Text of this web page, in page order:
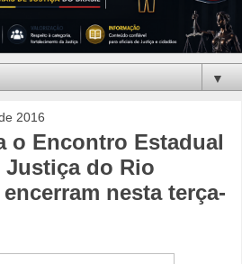
▼
2016
o Encontro Estadual
do Rio
nesta terça-